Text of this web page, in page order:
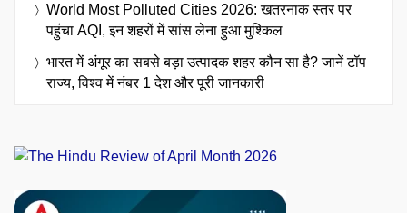
World Most Polluted Cities 2026: खतरनाक स्तर पर
पहुंचा AQI, इन शहरों में सांस लेना हुआ मुश्किल
भारत में अंगूर का सबसे बड़ा उत्पादक शहर कौन सा है? जानें टॉप
राज्य, विश्व में नंबर 1 देश और पूरी जानकारी